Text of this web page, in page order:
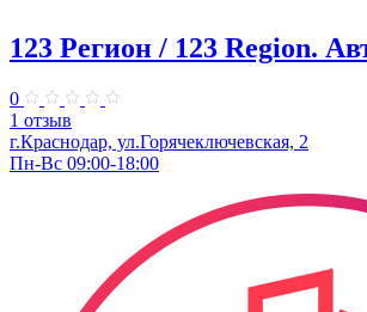
123 Регион / 123 Region.
0
1 отзыв
г.Краснодар, ул.Горячеключевская, 2
Пн-Вс 09:00-18:00